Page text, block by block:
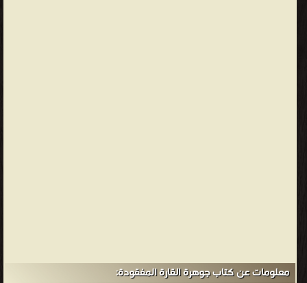
معلومات عن كتاب جوهرة القارة المفقودة: